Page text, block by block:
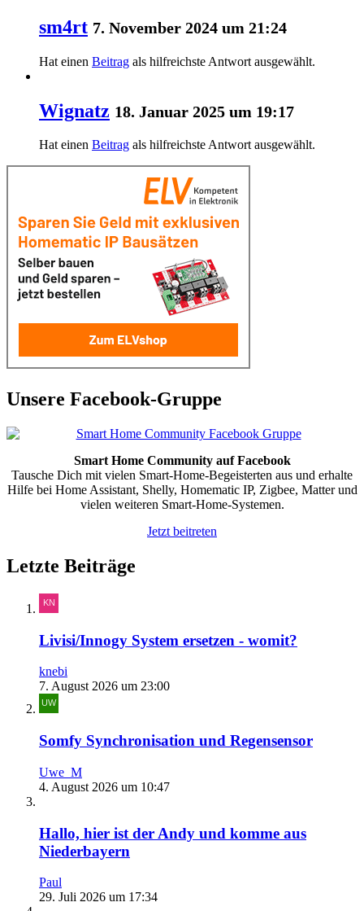
sm4rt 7. November 2024 um 21:24
Hat einen Beitrag als hilfreichste Antwort ausgewählt.
Wignatz 18. Januar 2025 um 19:17
Hat einen Beitrag als hilfreichste Antwort ausgewählt.
Unsere Facebook-Gruppe
Smart Home Community auf Facebook
Tausche Dich mit vielen Smart-Home-Begeisterten aus und erhalte
Hilfe bei Home Assistant, Shelly, Homematic IP, Zigbee, Matter und
vielen weiteren Smart-Home-Systemen.
Jetzt beitreten
Letzte Beiträge
Livisi/Innogy System ersetzen - womit?
knebi
7. August 2026 um 23:00
Somfy Synchronisation und Regensensor
Uwe_M
4. August 2026 um 10:47
Hallo, hier ist der Andy und komme aus
Niederbayern
Paul
29. Juli 2026 um 17:34